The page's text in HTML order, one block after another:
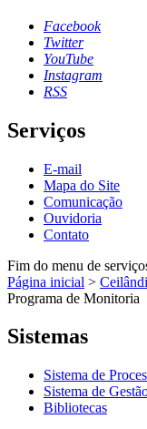
Facebook
Twitter
YouTube
Instagram
RSS
Serviços
E-mail
Mapa do Site
Comunicação
Ouvidoria
Contato
Fim do menu de
Página inicial >
Programa de Monitoria
Sistemas
Sistema de
Sistema de
Bibliotecas